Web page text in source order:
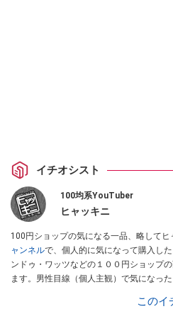
イチオシスト
100均系YouTuber
ヒャッキニ
100円ショップの気になる一品、略してヒ
ャンネルで、個人的に気になって購入し
ンドゥ・ワッツなどの１００円ショップ
ます。男性目線（個人主観）で気になっ
このイ